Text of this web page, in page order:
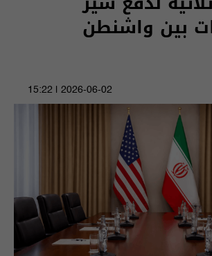
بين واشنطن
2026-06-02 | 15:22